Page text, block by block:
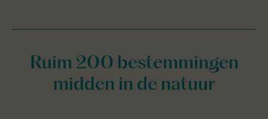
Ruim 200 bestemmingen
midden in de natuur